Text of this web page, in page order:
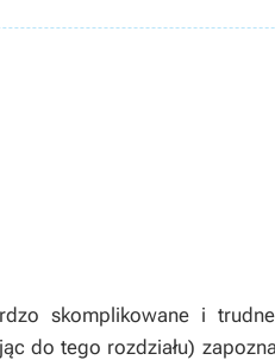
skomplikowane i
do tego rozdziału)